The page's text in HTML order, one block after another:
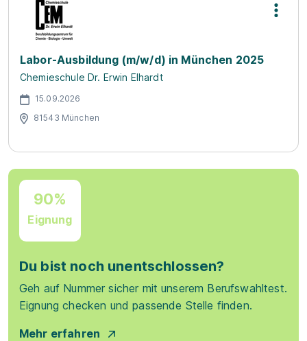
Labor-Ausbildung (m/w/d) in München 2025
Chemieschule Dr. Erwin Elhardt
15.09.2026
81543 München
90%
Eignung
Du bist noch unentschlossen?
Geh auf Nummer sicher mit unserem Berufswahltest.
Eignung checken und passende Stelle finden.
Mehr erfahren